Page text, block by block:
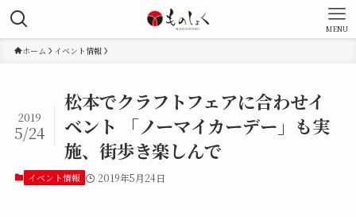
MENU
ホーム イベント情報
松本でクラフトフェアに合わせイ
ベント 「ノーマイカーデー」も実
施、街歩き楽しんで
2019
5/24
イベント情報 2019年5月24日